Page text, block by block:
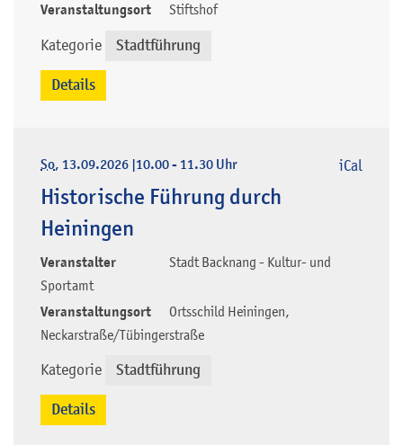
Veranstaltungsort Stiftshof
Kategorie Stadtführung
Details
So, 13.09.2026 |10.00 - 11.30 Uhr
Historische Führung durch
Heiningen
Veranstalter
Stadt Backnang - Kultur- und
Sportamt
Veranstaltungsort
Ortsschild Heiningen,
Neckarstraße/Tübingerstraße
Kategorie Stadtführung
iCal
Details